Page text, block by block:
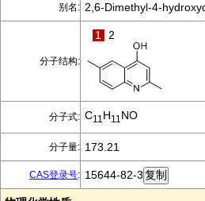
别名: 2,6-Dimethyl-4-
分子结构:
1 2
分子式: C11 H11 NO
分子量: 173.21
CAS登录号: 15644-82-3